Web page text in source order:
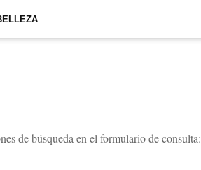
de búsqueda en el formulario de consulta: